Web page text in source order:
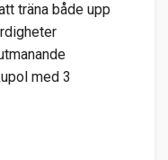
träna både upp
med 3